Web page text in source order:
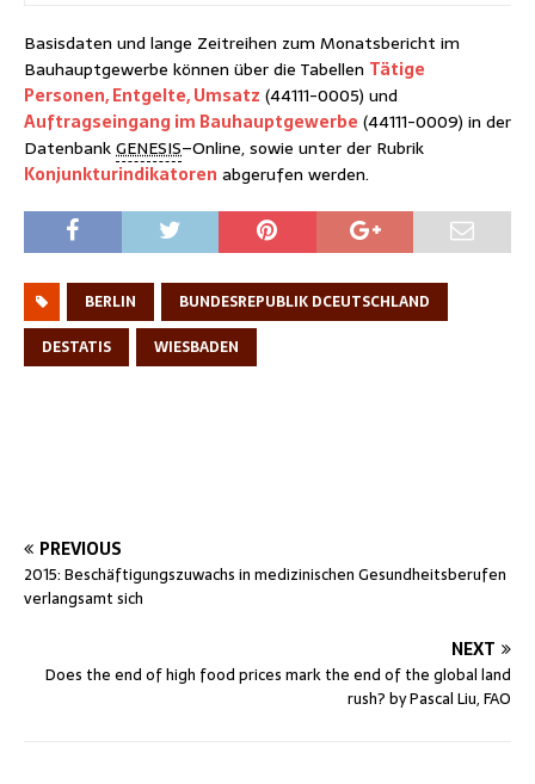
Basisdaten und lange Zeitreihen zum Monatsbericht im
Bauhauptgewerbe können über die Tabellen Tätige
Personen, Entgelte, Umsatz (44111-0005) und
Auftragseingang im Bauhauptgewerbe (44111-0009) in der
DatenbankGENESIS–Online, sowie unter der Rubrik
Konjunkturindikatoren abgerufen werden.
BERLIN
BUNDESREPUBLIK DCEUTSCHLAND
DESTATIS
WIESBADEN
PREVIOUS
2015: Beschäftigungszuwachs in medizinischen Gesundheitsberufen
verlangsamt sich
NEXT
Does the end of high food prices mark the end of the global land
rush? by Pascal Liu, FAO